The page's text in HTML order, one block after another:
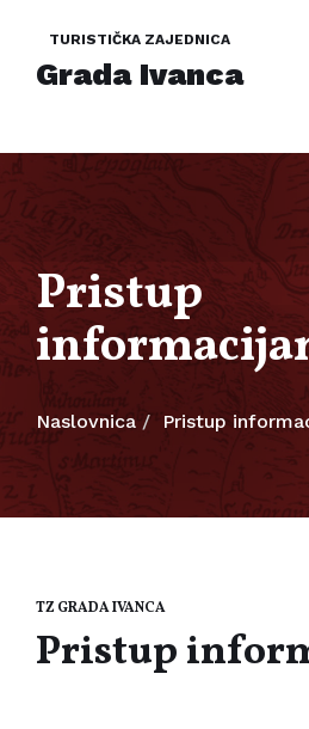
TURISTIČKA ZAJEDNICA
Grada Ivanca
Pristup
Naslovnica Pristup
TZ GRADA IVANCA
Pristup